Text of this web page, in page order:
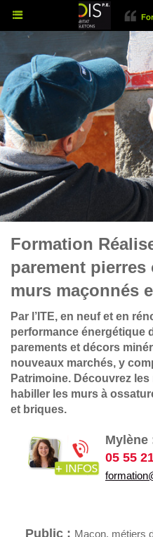
Formation
parement
murs maçonnés
Par l’ITE, en neuf et en
performance énergétique
parements et décors
nouveaux marchés, y
Patrimoine. Découvrez
habiller les murs à
et briques.
Mylène
05 55
Public : Maçon, métiers